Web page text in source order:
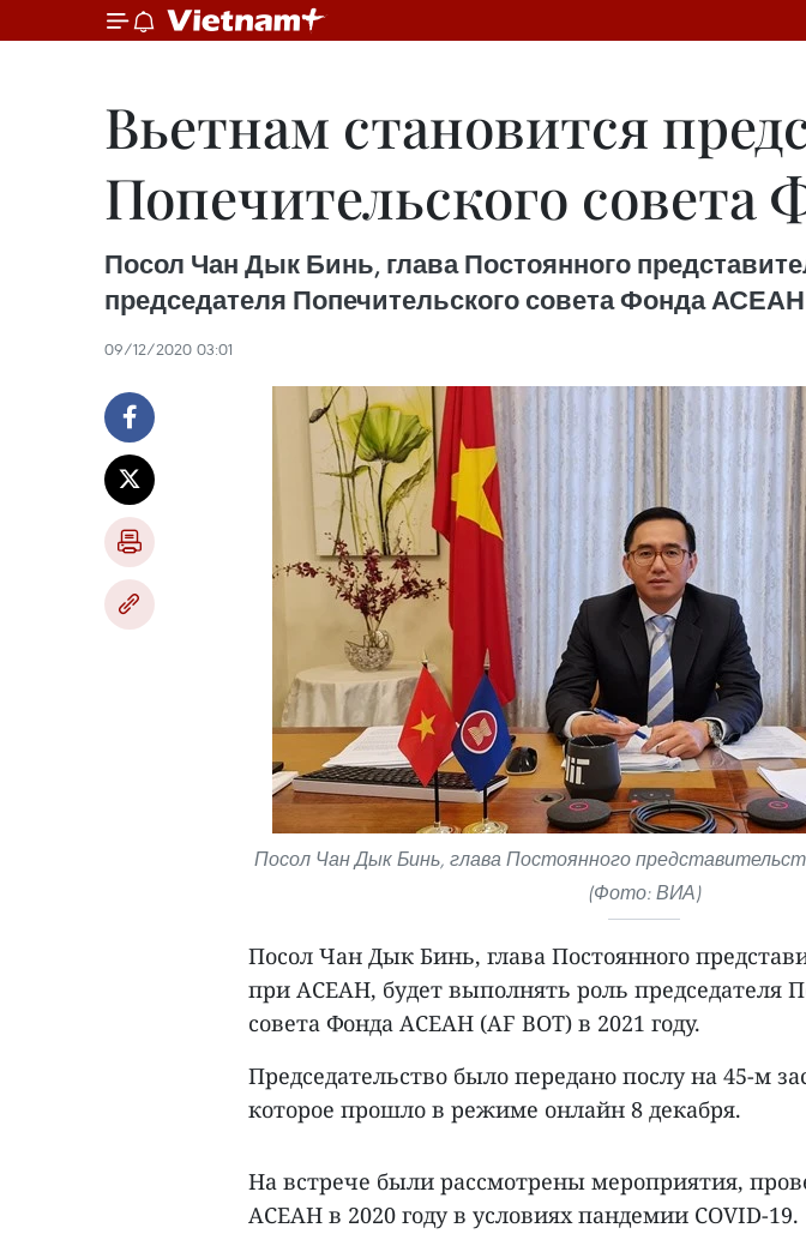
Вьетнам становится
Попечительского
Посол Чан Дык Бинь, глава Постоянного
председателя Попечительского совета Фонда АСЕАН
09/12/2020 03:01
Посол Чан Дык Бинь, глава Постоянного
(Фото: ВИА)
Посол Чан Дык Бинь, глава Постоянного
при АСЕАН, будет выполнять роль председателя
совета Фонда АСЕАН (AF BOT) в 2021 году.
Председательство было передано послу на 45-м
которое прошло в режиме онлайн 8 декабря.
На встрече были рассмотрены мероприятия,
АСЕАН в 2020 году в условиях пандемии COVID-19.